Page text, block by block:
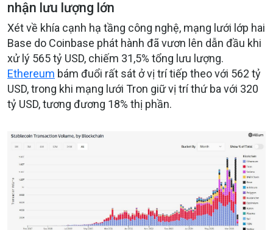
nhận lưu lượng lớn
Xét về khía cạnh hạ tầng công nghệ, mạng lưới lớp hai
Base do Coinbase phát hành đã vươn lên dẫn đầu khi
xử lý 565 tỷ USD, chiếm 31,5% tổng lưu lượng.
Ethereum bám đuổi rất sát ở vị trí tiếp theo với 562 tỷ
USD, trong khi mạng lưới Tron giữ vị trí thứ ba với 320
tỷ USD, tương đương 18% thị phần.